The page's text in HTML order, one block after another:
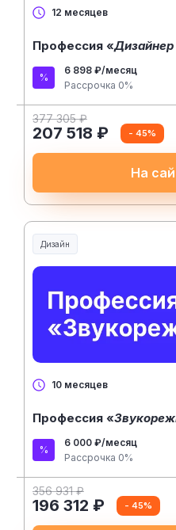
12 месяцев
Профессия «Дизайнер
6 898 ₽/месяц
Рассрочка 0%
377 305 ₽
207 518 ₽ - 45%
На
Дизайн
10 месяцев
Профессия «
6 000 ₽/месяц
Рассрочка 0%
356 931 ₽
196 312 ₽ - 45%